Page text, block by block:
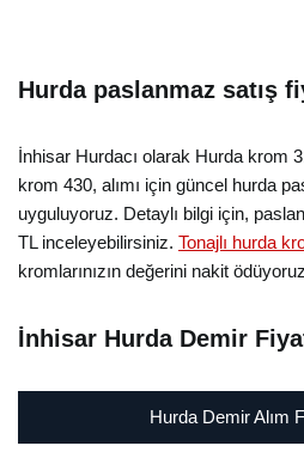
Hurda paslanmaz satış
İnhisar Hurdacı olarak Hurda krom
krom 430, alımı için güncel hurda
uyguluyoruz. Detaylı bilgi için,
TL inceleyebilirsiniz. Tonajlı hurda
kromlarınızın değerini nakit
İnhisar Hurda Demir
Hurda Demir Alım